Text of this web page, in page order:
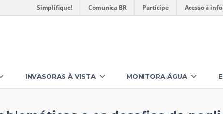
Simplifique! Comunica BR Participe Acesso à
INVASORAS À VISTA MONITORA ÁGUA